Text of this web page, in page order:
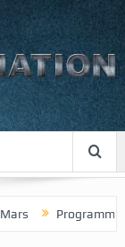
Programme